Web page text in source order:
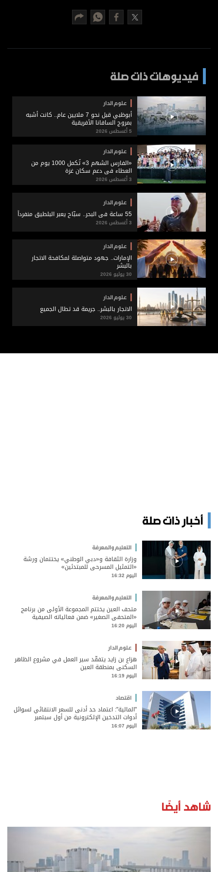
الأحوال الجوية
فيديوهات ذات صلة
علوم الدار
أبوظبي قبل نحو 7 ملايين عام.. كانت أشبه
بمروج السافانا الأفريقية
5 أغسطس 2026
علوم الدار
«الفارس الشهم 3» تُكمل 1000 يوم من
العطاء في دعم سكان غزة
3 أغسطس 2026
علوم الدار
55 ساعة في البحر.. سبّاح يعبر البلطيق منفرداً
3 أغسطس 2026
علوم الدار
الإمارات.. جهود متواصلة لمكافحة الاتجار
بالبشر
30 يوليو 2026
علوم الدار
الاتجار بالبشر.. جريمة قد تطال الجميع
30 يوليو 2026
أخبار ذات صلة
التعليم والمعرفة
وزارة الثقافة و«دبي الوطني» يختتمان ورشة
«التمثيل المسرحي للمبتدئين»
اليوم 16:32
التعليم والمعرفة
متحف العين يختتم المجموعة الأولى من برنامج
«المتحفي الصغير» ضمن فعالياته الصيفية
اليوم 16:20
علوم الدار
هزاع بن زايد يتفقَّد سير العمل في مشروع الظاهر
السكني بمنطقة العين
اليوم 16:19
اقتصاد
"المالية": اعتماد حد أدنى للسعر الانتقائي لسوائل
أدوات التدخين الإلكترونية من أول سبتمبر
اليوم 16:07
شاهد أيضًا